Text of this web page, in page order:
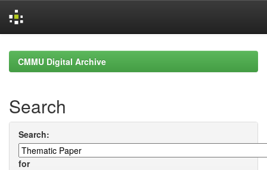
navigationCMMU Digital Archive
Search
Search:
for